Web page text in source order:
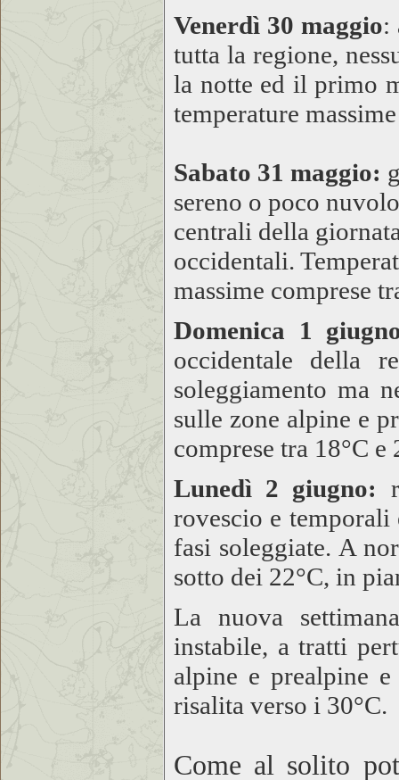
Venerdì 30 maggio:
tutta la regione,
la notte ed il primo
temperature
Sabato 31 maggio:
sereno o poco
centrali della
occidentali.
massime comprese
Domenica 1
occidentale della
soleggiamento ma
sulle zone alpine e
comprese tra 18°C e
Lunedì 2 giugno:
rovescio e temporali
fasi soleggiate. A
sotto dei 22°C, in
La nuova
instabile, a tratti
alpine e prealpine
risalita verso i 30°C.
Come al solito